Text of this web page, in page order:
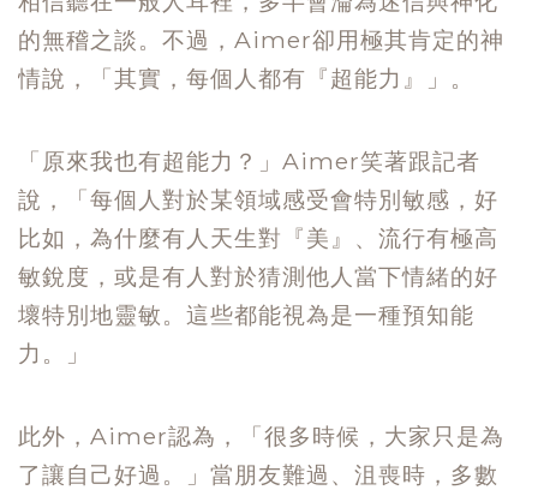
的無稽之談。不過，Aimer卻用極其肯定的神
情說，「其實，每個人都有『超能力』」。
「原來我也有超能力？」Aimer笑著跟記者
說，「每個人對於某領域感受會特別敏感，好
比如，為什麼有人天生對『美』、流行有極高
敏銳度，或是有人對於猜測他人當下情緒的好
壞特別地靈敏。這些都能視為是一種預知能
力。」
此外，Aimer認為，「很多時候，大家只是為
了讓自己好過。」當朋友難過、沮喪時，多數